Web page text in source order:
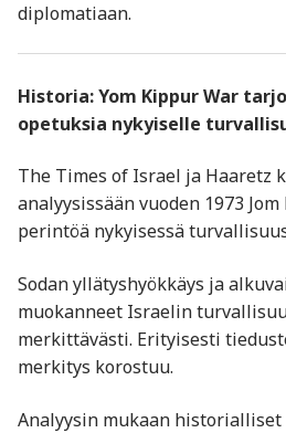
diplomatiaan.
Historia:Yom Kippur War
opetuksia nykyiselle
The Times of Israel ja Haaretz
analyysissään vuoden 1973
perintöä nykyisessä
Sodan yllätyshyökkäys ja
muokanneet Israelin
merkittävästi. Erityisesti
merkitys korostuu.
Analyysin mukaan